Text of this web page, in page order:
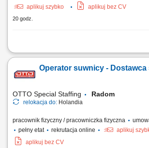
aplikuj szybko
aplikuj bez CV
20 godz.
Twoje zadania: Prace związane z przygotowaniem i
workowanie nawozów. Obsługa maszyn
gospodarstwie rolnym.
Operator suwnicy - Dostawca
OTTO Special Staffing Radom
relokacja do: Holandia
pracownik fizyczny / pracowniczka fizyczna
pełny etat
rekrutacja online
aplikuj
aplikuj bez CV